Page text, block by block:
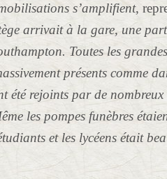
s’amplifient,
arrivait à la gare, une
Toutes les
présents comme
été rejoints par de
les pompes funèbres
et les lycéens était